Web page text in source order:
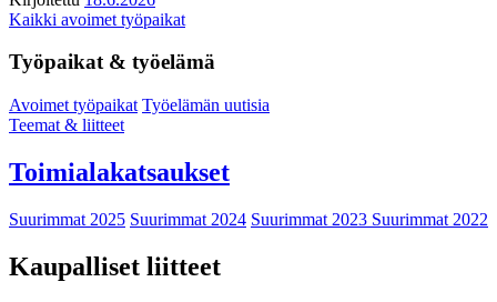
Kaikki avoimet työpaikat
Työpaikat & työelämä
Avoimet työpaikat Työelämän uutisia
Teemat & liitteet
Toimialakatsaukset
Suurimmat 2025 Suurimmat 2024 Suurimmat 2023 Suurimmat 2022
Kaupalliset liitteet